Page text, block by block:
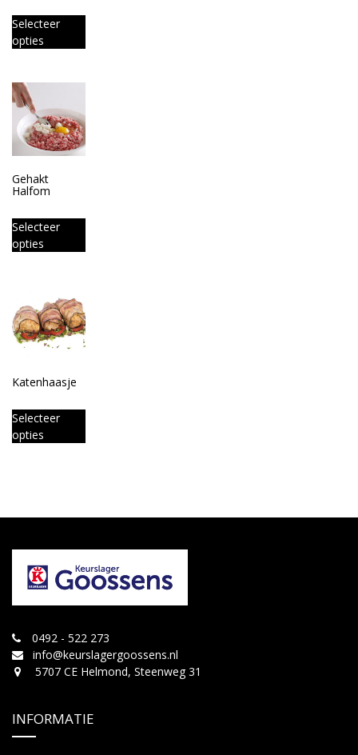
Selecteer
opties
Gehakt
Halfom
Selecteer
opties
Katenhaasje
Selecteer
opties
0492 - 522 273
info@keurslagergoossens.nl
5707 CE Helmond, Steenweg 31
INFORMATIE